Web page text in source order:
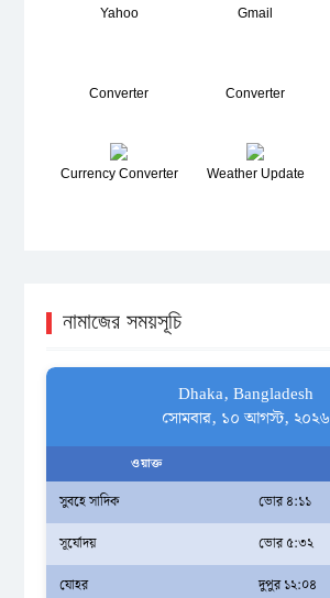
Yahoo Gmail
Converter Converter
Currency Converter Weather Update
নামাজের সময়সূচি
Dhaka, Bangladesh
সোমবার, ১০ আগস্ট, ২০২৬
ওয়াক্ত
সুবহে সাদিক
ভোর ৪:১১
সূর্যোদয়
ভোর ৫:৩২
যোহর
দুপুর ১২:০৪